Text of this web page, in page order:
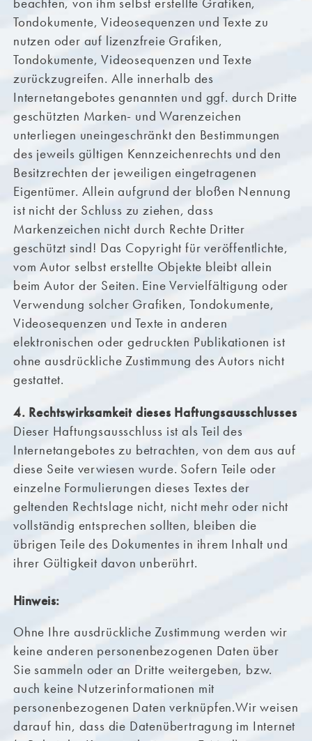
Tondokumente, Videosequenzen und Texte zu
nutzen oder auf lizenzfreie Grafiken,
Tondokumente, Videosequenzen und Texte
zurückzugreifen. Alle innerhalb des
Internetangebotes genannten und ggf. durch Dritte
geschützten Marken- und Warenzeichen
unterliegen uneingeschränkt den Bestimmungen
des jeweils gültigen Kennzeichenrechts und den
Besitzrechten der jeweiligen eingetragenen
Eigentümer. Allein aufgrund der bloßen Nennung
ist nicht der Schluss zu ziehen, dass
Markenzeichen nicht durch Rechte Dritter
geschützt sind! Das Copyright für veröffentlichte,
vom Autor selbst erstellte Objekte bleibt allein
beim Autor der Seiten. Eine Vervielfältigung oder
Verwendung solcher Grafiken, Tondokumente,
Videosequenzen und Texte in anderen
elektronischen oder gedruckten Publikationen ist
ohne ausdrückliche Zustimmung des Autors nicht
gestattet.
4. Rechtswirksamkeit dieses Haftungsausschlusses
Dieser Haftungsausschluss ist als Teil des
Internetangebotes zu betrachten, von dem aus auf
diese Seite verwiesen wurde. Sofern Teile oder
einzelne Formulierungen dieses Textes der
geltenden Rechtslage nicht, nicht mehr oder nicht
vollständig entsprechen sollten, bleiben die
übrigen Teile des Dokumentes in ihrem Inhalt und
ihrer Gültigkeit davon unberührt.
Hinweis:
Ohne Ihre ausdrückliche Zustimmung werden wir
keine anderen personenbezogenen Daten über
Sie sammeln oder an Dritte weitergeben, bzw.
auch keine Nutzerinformationen mit
personenbezogenen Daten verknüpfen.Wir weisen
darauf hin, dass die Datenübertragung im Internet